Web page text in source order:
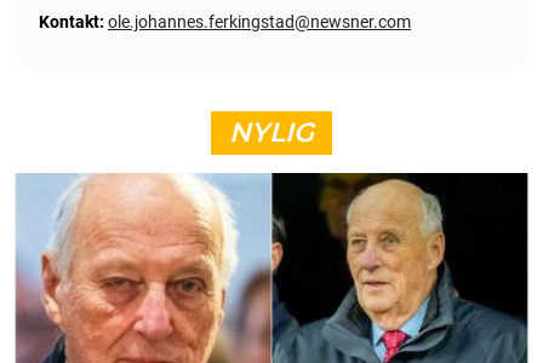
Kontakt: ole.johannes.ferkingstad@newsner.com
NYLIG